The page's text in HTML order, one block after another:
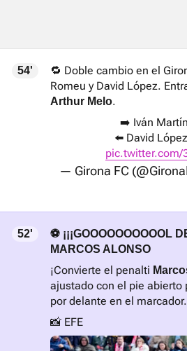
54'
🔁 Doble cambio en el
Romeu y David López.
Arthur Melo.
➡️ Iván
⬅️ David
pic.twitter.com/
— Girona FC
52'
⚽ ¡¡¡GOOOOOOOOOOL
MARCOS ALONSO
¡Convierte el penalti
ajustado con el pie abierto
por delante en el marcador.
📸 EFE